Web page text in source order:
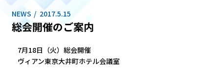
NEWS 2017.5.15
総会開催のご案内
7月18日（火）総会開催
ヴィアン東京大井町ホテル会議室